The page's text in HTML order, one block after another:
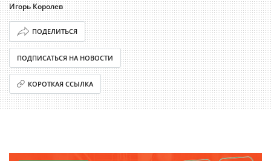
Игорь Королев
ПОДЕЛИТЬСЯ
ПОДПИСАТЬСЯ НА НОВОСТИ
КОРОТКАЯ ССЫЛКА